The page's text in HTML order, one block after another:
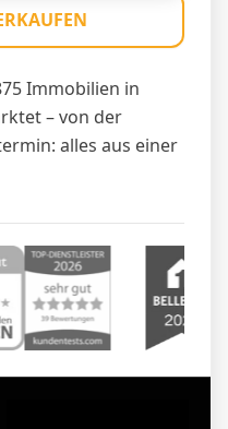
Immobilien in
– von der
alles aus einer